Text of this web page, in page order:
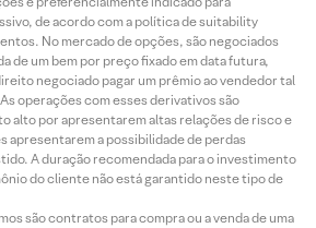
de acordo com a política de suitability
No mercado de opções, são negociados
de um bem por preço fixado em data futura,
negociado pagar um prêmio ao vendedor tal
operações com esses derivativos são
alto por apresentarem altas relações de risco e
apresentarem a possibilidade de perdas
A duração recomendada para o investimento
do cliente não está garantido neste tipo de
são contratos para compra ou a venda de uma